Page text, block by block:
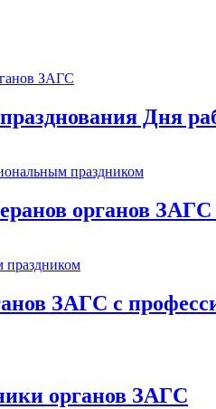
Дня
органов
ЗАГС с
органов ЗАГС